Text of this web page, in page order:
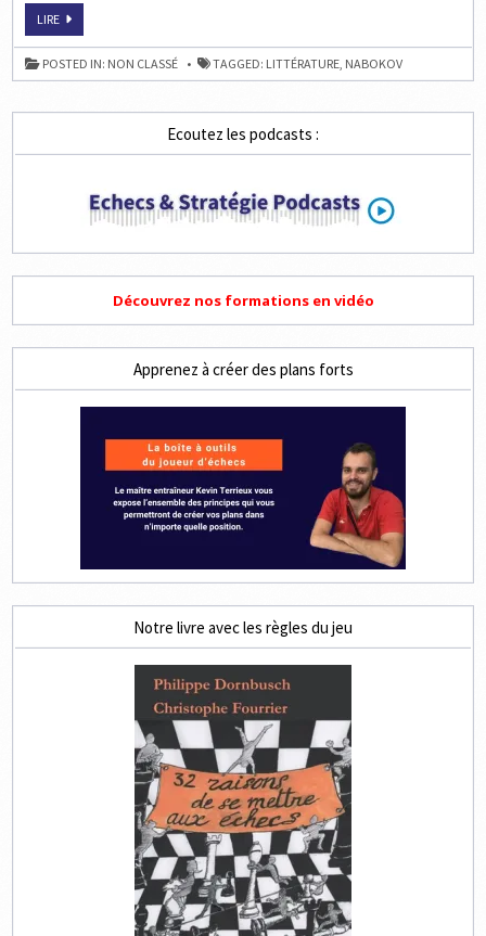
LIRELITTÉRATURE:
DÉFENSE
LOUJINE
DE
VLADIMIR
POSTED IN: NON CLASSÉ TAGGED: LITTÉRATURE NABOKOV
Ecoutez les podcasts :
Découvrez nos formations en vidéo
Apprenez à créer des plans forts
Notre livre avec les règles du jeu